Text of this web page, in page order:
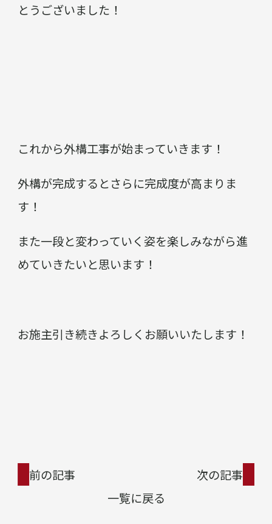
とうございました！
これから外構工事が始まっていきます！
外構が完成するとさらに完成度が高まりま
す！
また一段と変わっていく姿を楽しみながら進
めていきたいと思います！
お施主引き続きよろしくお願いいたします！
前の記事
一覧に戻る
次の記事